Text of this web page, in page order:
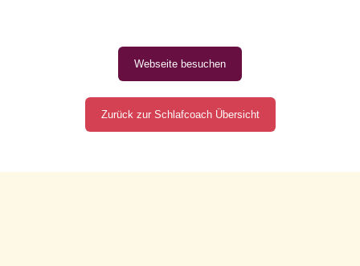
Webseite besuchen
Zurück zur Schlafcoach Übersicht